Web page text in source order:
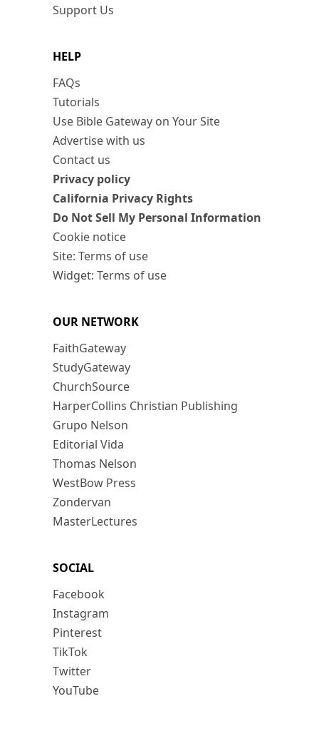
Support Us
HELP
FAQs
Tutorials
Use Bible Gateway on Your Site
Advertise with us
Contact us
Privacy policy
California Privacy Rights
Do Not Sell My Personal Information
Cookie notice
Site: Terms of use
Widget: Terms of use
OUR NETWORK
FaithGateway
StudyGateway
ChurchSource
HarperCollins Christian Publishing
Grupo Nelson
Editorial Vida
Thomas Nelson
WestBow Press
Zondervan
MasterLectures
SOCIAL
Facebook
Instagram
Pinterest
TikTok
Twitter
YouTube